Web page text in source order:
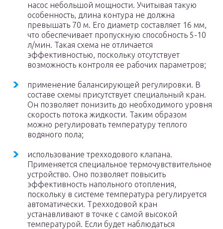
насос небольшой мощности. Учитывая такую
особенность, длина контура не должна
превышать 70 м. Его диаметр составляет 16 мм,
что обеспечивает пропускную способность 5-10
л/мин. Такая схема не отличается
эффективностью, поскольку отсутствует
возможность контроля ее рабочих параметров;
применение балансирующей регулировки. В
составе схемы присутствует специальный кран.
Он позволяет понизить до необходимого уровня
скорость потока жидкости. Таким образом
можно регулировать температуру теплого
водяного пола;
использование трехходового клапана.
Применяется специальное термочувствительное
устройство. Оно позволяет повысить
эффективность напольного отопления,
поскольку в системе температура регулируется
автоматически. Трехходовой кран
устанавливают в точке с самой высокой
температурой. Если будет наблюдаться